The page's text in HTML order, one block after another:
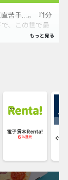
苦手…。『1分
、この世で最
電子貸本Renta!
6 %還元 ぐっ